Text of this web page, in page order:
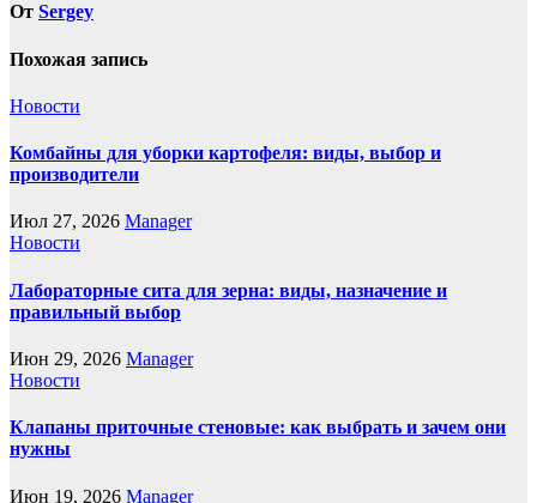
От Sergey
Похожая запись
Новости
Комбайны для уборки картофеля: виды, выбор и
производители
Июл 27, 2026 Manager
Новости
Лабораторные сита для зерна: виды, назначение и
правильный выбор
Июн 29, 2026 Manager
Новости
Клапаны приточные стеновые: как выбрать и зачем они
нужны
Июн 19, 2026 Manager